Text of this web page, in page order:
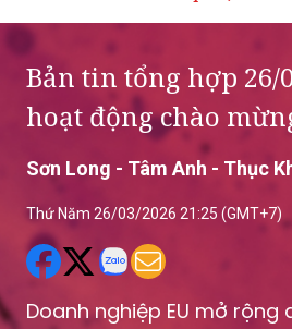
Bản tin tổng hợp 26/
hoạt động chào
Sơn Long - Tâm Anh - Thục
Thứ Năm 26/03/2026 21:25 (GMT+7)
Doanh nghiệp EU mở rộng
Nam; Đặc khu Lý Sơn hỗ
ra khi tỏi rớt giá; Hà Nội